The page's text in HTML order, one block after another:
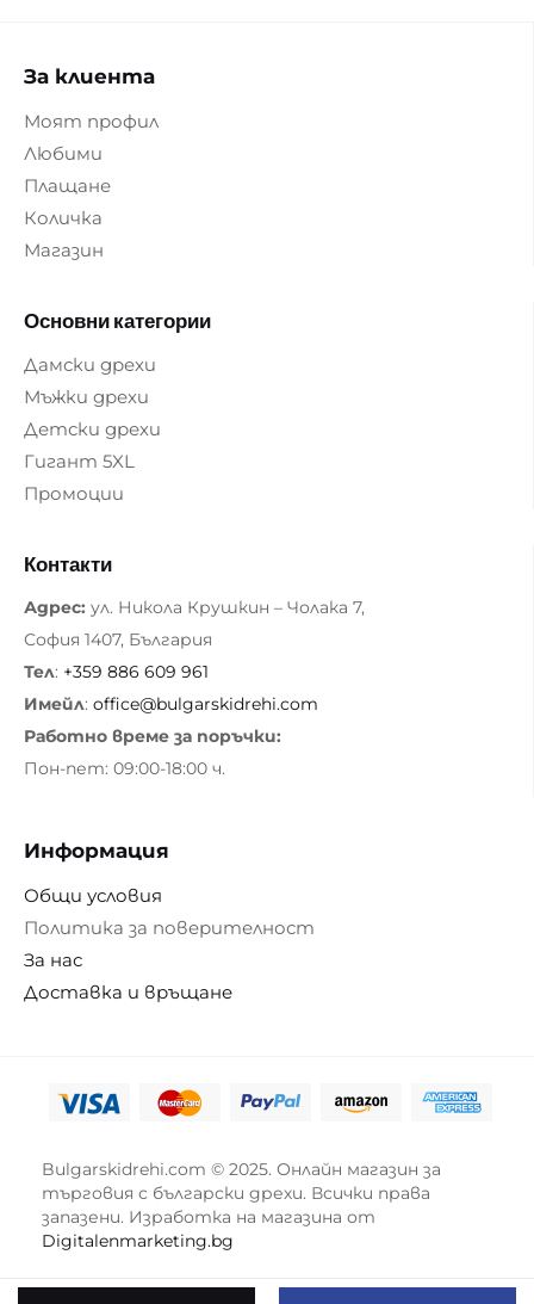
За клиента
Моят профил
Любими
Плащане
Количка
Магазин
Основни категории
Дамски дрехи
Мъжки дрехи
Детски дрехи
Гигант 5XL
Промоции
Контакти
Адрес: ул. Никола Крушкин – Чолака 7,
София 1407, България
Тел: +359 886 609 961
Имейл: office@bulgarskidrehi.com
Работно време за поръчки:
Пон-пет: 09:00-18:00 ч.
Информация
Общи условия
Политика за поверителност
За нас
Доставка и връщане
Bulgarskidrehi.com © 2025. Онлайн магазин за
търговия с български дрехи. Всички права
запазени. Изработка на магазина от
Digitalenmarketing.bg